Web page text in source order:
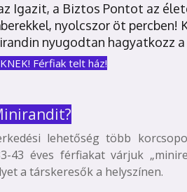
Igazit, a Biztos Pontot az
nyolcszor öt percben!
nyugodtan hagyatkozz
K! Férfiak telt ház!
lehetőség több
43 éves férfiakat várjuk
a társkeresők a helyszínen.